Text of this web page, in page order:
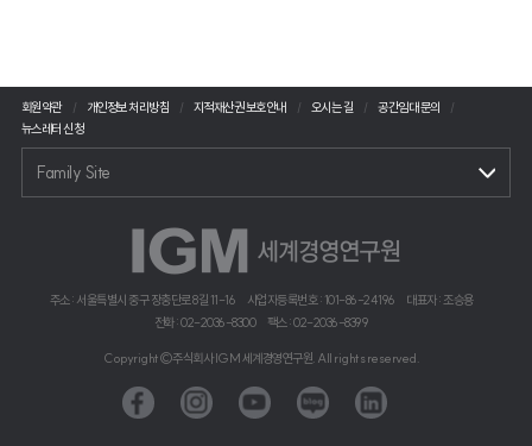
회원약관 개인정보 처리방침 지적재산권 보호안내 오시는 길
공간임대 문의
뉴스레터 신청
Family Site
주소 : 서울특별시 중구 장충단로 8길 11-16 사업자등록번호 : 101-86-24196
대표자 : 조승용
전화 : 02-2036-8300
팩스 : 02-2036-8399
Copyright©주식회사 IGM 세계경영연구원. All rights reserved.